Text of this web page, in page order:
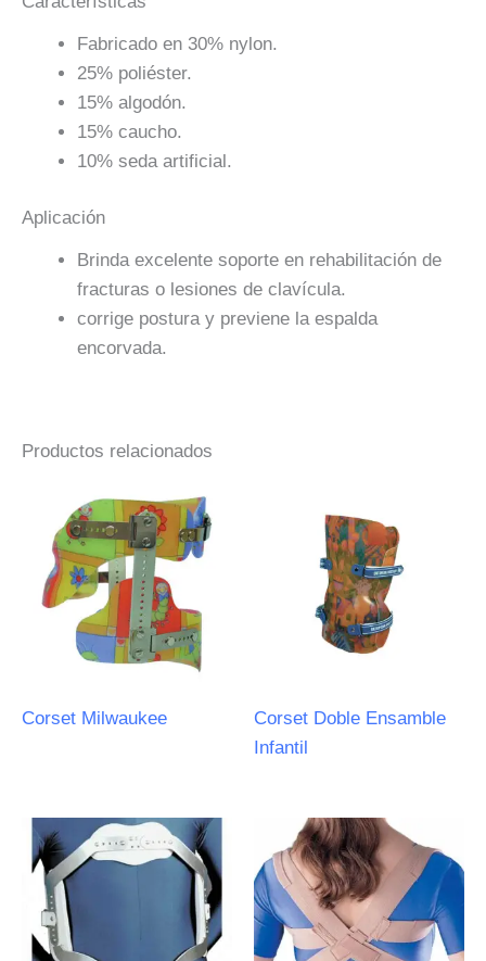
Fabricado en 30% nylon.
25% poliéster.
15% algodón.
15% caucho.
10% seda artificial.
Aplicación
Brinda excelente soporte en rehabilitación de
fracturas o lesiones de clavícula.
corrige postura y previene la espalda
encorvada.
Productos relacionados
Corset Milwaukee
Corset Doble Ensamble
Infantil